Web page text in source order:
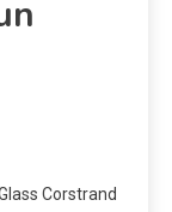
Corstrand